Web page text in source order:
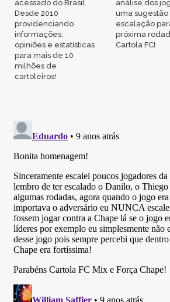
acessado do Brasil.
Desde 2010
providenciando
informações,
opiniões e estatísticas
para mais de 10
milhões de
cartoleiros!
análise dos
uma sugestão
escalação
próxima
Cartola FC!